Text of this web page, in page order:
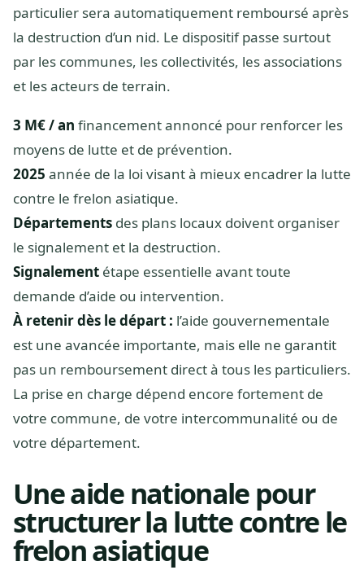
particulier sera automatiquement remboursé après
la destruction d’un nid. Le dispositif passe surtout
par les communes, les collectivités, les associations
et les acteurs de terrain.
3 M€ / an financement annoncé pour renforcer les
moyens de lutte et de prévention.
2025 année de la loi visant à mieux encadrer la lutte
contre le frelon asiatique.
Départements des plans locaux doivent organiser
le signalement et la destruction.
Signalement étape essentielle avant toute
demande d’aide ou intervention.
À retenir dès le départ : l’aide gouvernementale
est une avancée importante, mais elle ne garantit
pas un remboursement direct à tous les particuliers.
La prise en charge dépend encore fortement de
votre commune, de votre intercommunalité ou de
votre département.
Une aide nationale pour
structurer la lutte contre le
frelon asiatique